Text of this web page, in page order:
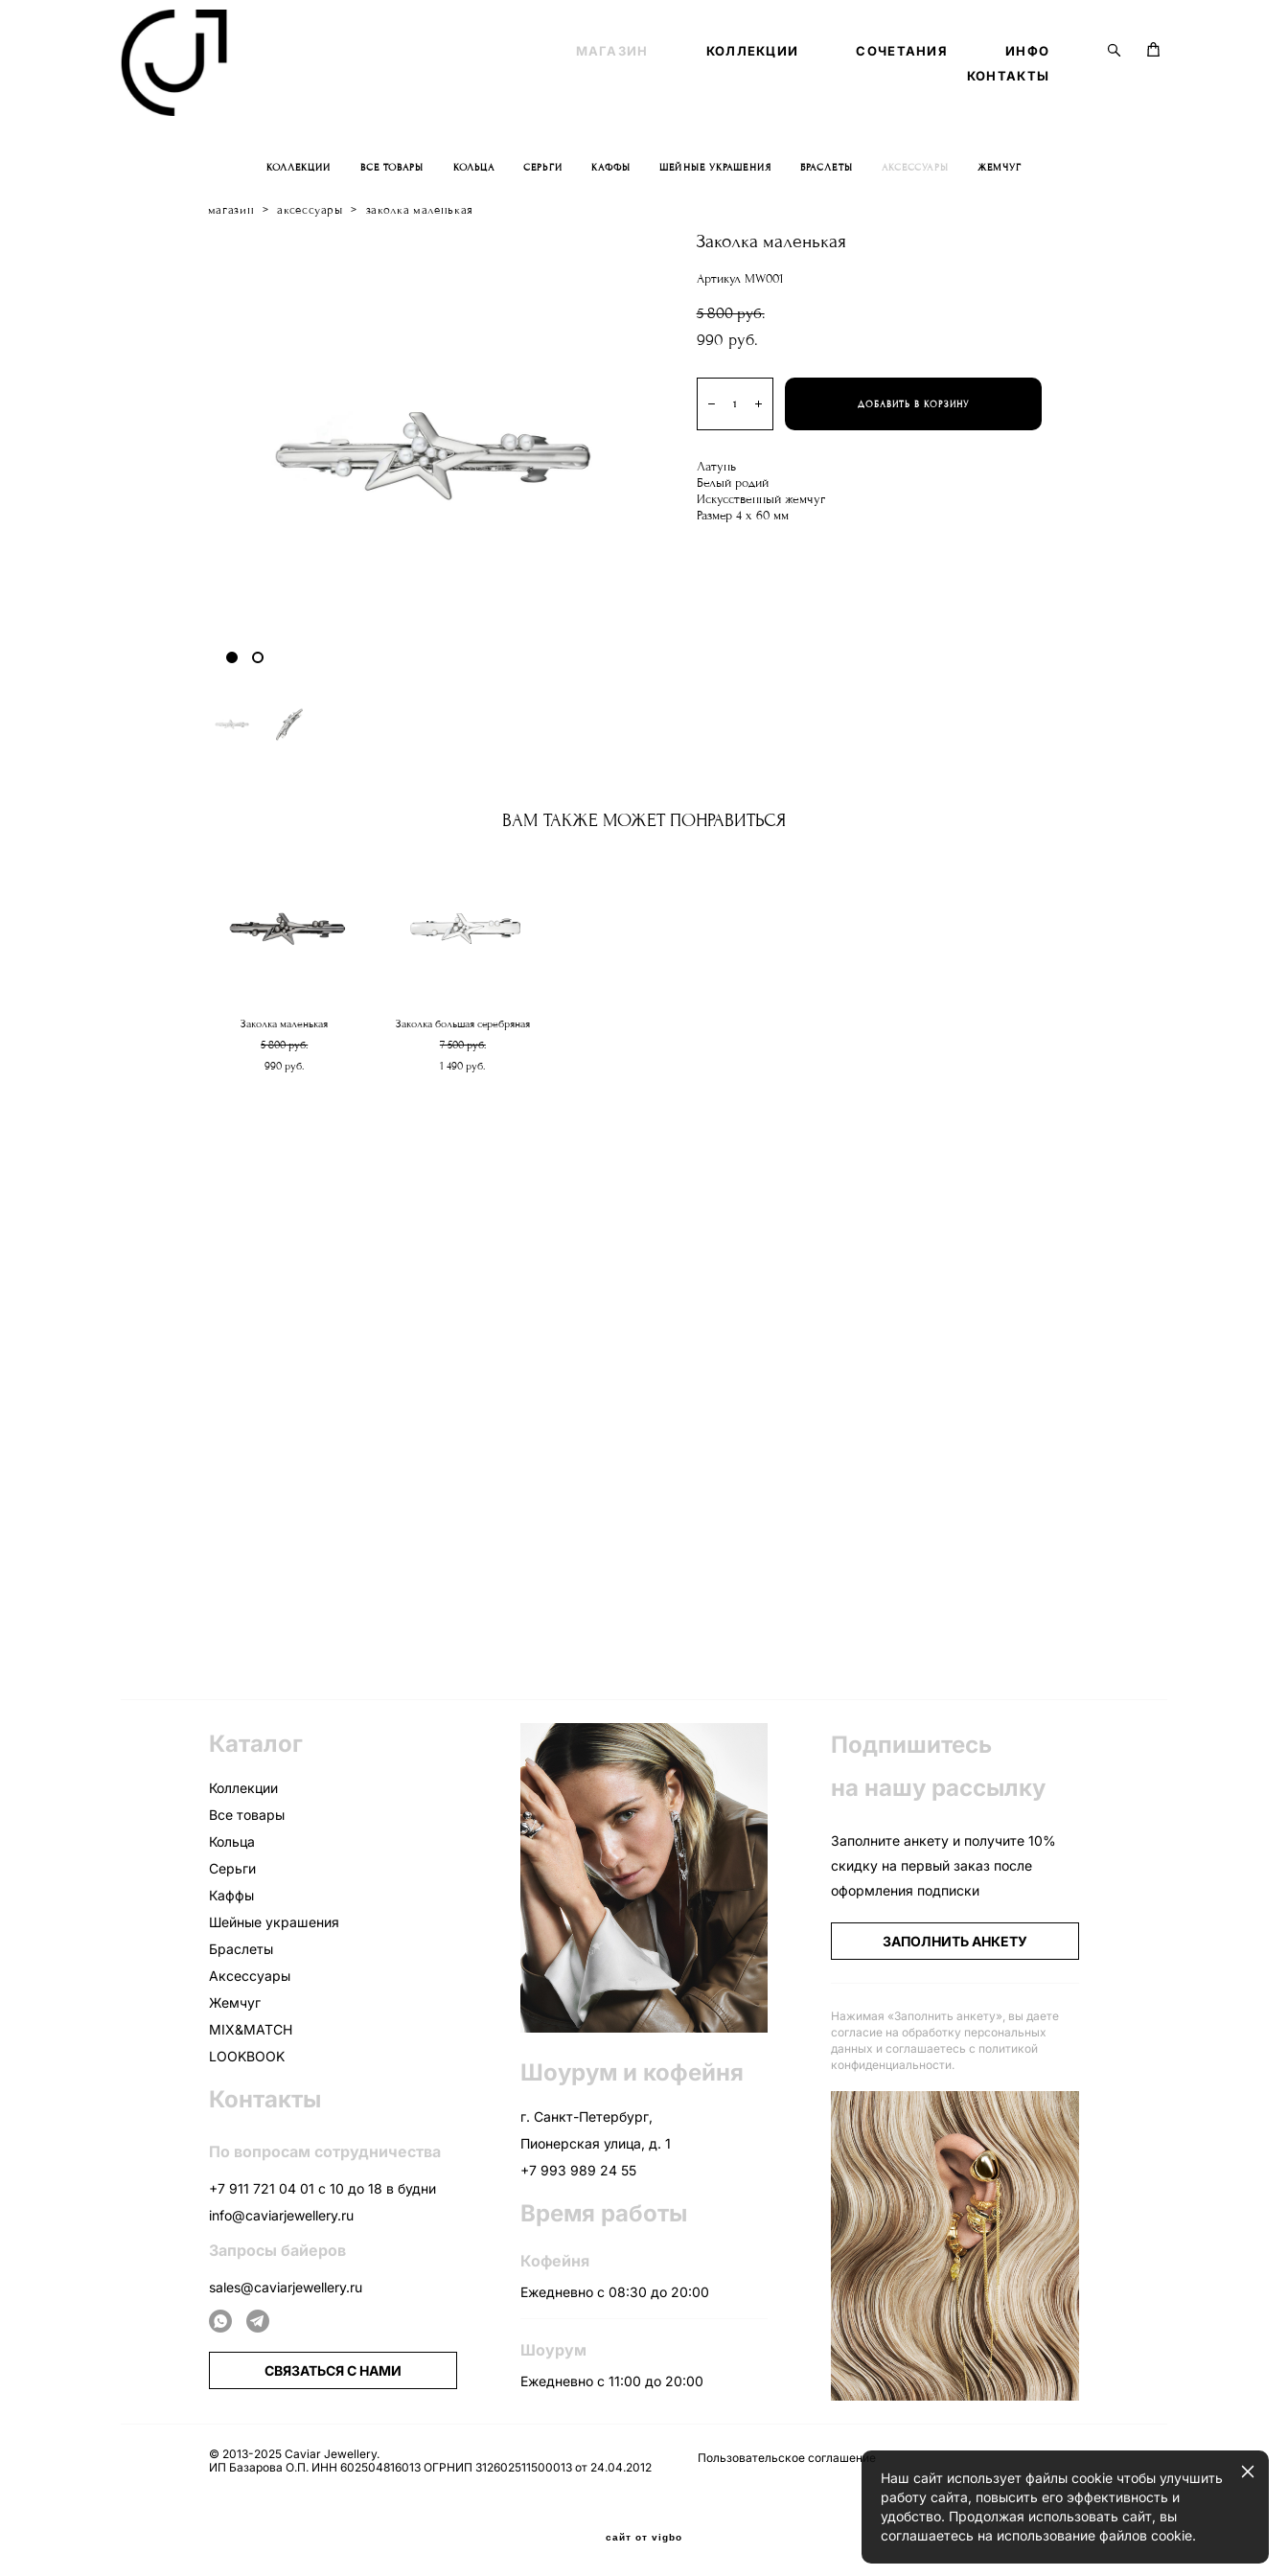
МАГАЗИН КОЛЛЕКЦИИ СОЧЕТАНИЯ
ИНФО
КОНТАКТЫ
МАГАЗИН КОЛЛЕКЦИИ СОЧЕТАНИЯ
ИНФО
КОНТАКТЫ
КОЛЛЕКЦИИ ВСЕ ТОВАРЫ КОЛЬЦА СЕРЬГИ КАФФЫ ШЕЙНЫЕ УКРАШЕНИЯ БРАСЛЕТЫ АКСЕССУАРЫ ЖЕМЧУГ
магазин > аксессуары > заколка маленькая
Заколка маленькая
Артикул MW001
5 800 pуб.
990 pуб.
ДОБАВИТЬ В КОРЗИНУ
Латунь
Белый родий
Искусственный жемчуг
Размер 4 х 60 мм
ВАМ ТАКЖЕ МОЖЕТ ПОНРАВИТЬСЯ
Заколка маленькая
5 800 pуб.
990 pуб.
Заколка большая серебряная
7 500 pуб.
1 490 pуб.
Каталог
Коллекции
Все товары
Кольца
Серьги
Каффы
Шейные украшения
Браслеты
Аксессуары
Жемчуг
MIX&MATCH
LOOKBOOK
Контакты
По вопросам сотрудничества
+7 911 721 04 01 с 10 до 18 в будни
info@caviarjewellery.ru
Запросы байеров
sales@caviarjewellery.ru
СВЯЗАТЬСЯ С НАМИ
Шоурум и кофейня
г. Санкт-Петербург,
Пионерская улица, д. 1
+7 993 989 24 55
Время работы
Кофейня
Ежедневно с 08:30 до 20:00
Шоурум
Ежедневно с 11:00 до 20:00
Подпишитесь
на нашу рассылку
Заполните анкету и получите 10%
скидку на первый заказ после
оформления подписки
ЗАПОЛНИТЬ АНКЕТУ
Нажимая «Заполнить анкету», вы даете
согласие на обработку персональных
данных и соглашаетесь с политикой
конфиденциальности.
© 2013-2025 Caviar Jewellery.
ИП Базарова О.П. ИНН 602504816013 ОГРНИП 312602511500013 от 24.04.2012
Пользовательское соглашение
сайт от vigbo
Наш сайт использует файлы cookie чтобы улучшить
работу сайта, повысить его эффективность и
удобство. Продолжая использовать сайт, вы
соглашаетесь на использование файлов cookie.